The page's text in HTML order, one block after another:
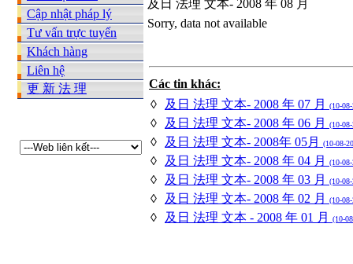
Cập nhật pháp lý
Tư vấn trực tuyến
Khách hàng
Liên hệ
更 新 法 理
及日 法理 文本- 2008 年 08 月
Sorry, data not available
Các tin khác:
◊
及日 法理 文本- 2008 年 07 月 (10-
◊ 及日 法理 文本- 2008 年 06 月 (10-
◊ 及日 法理 文本- 2008年 05月 (10-08-
◊ 及日 法理 文本- 2008 年 04 月 (10-
◊ 及日 法理 文本- 2008 年 03 月 (10-
◊ 及日 法理 文本- 2008 年 02 月 (10-
◊ 及日 法理 文本 - 2008 年 01 月 (10-